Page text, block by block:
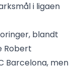
i ligaen
blandt
Robert
Barcelona, men